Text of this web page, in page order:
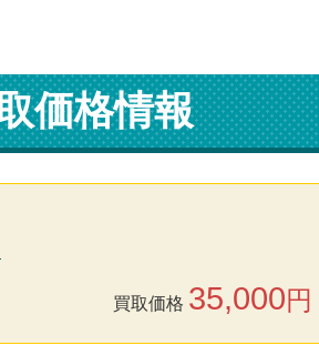
価格情報
買取価格 35,000円